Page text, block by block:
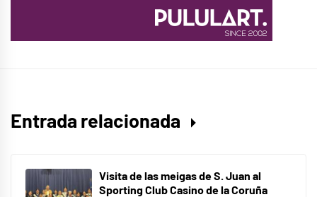
Entrada relacionada
Visita de las meigas de S. Juan al
Sporting Club Casino de la Coruña